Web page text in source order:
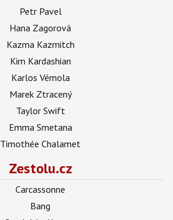
Petr Pavel
Hana Zagorová
Kazma Kazmitch
Kim Kardashian
Karlos Vémola
Marek Ztracený
Taylor Swift
Emma Smetana
Timothée Chalamet
Zestolu.cz
Carcassonne
Bang